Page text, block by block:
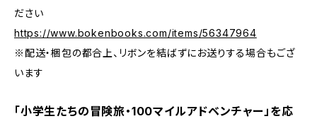
ださい
https://www.bokenbooks.com/items/56347964
※配送・梱包の都合上、リボンを結ばずにお送りする場合もござ
います
「小学生たちの冒険旅・100マイルアドベンチャー」を応